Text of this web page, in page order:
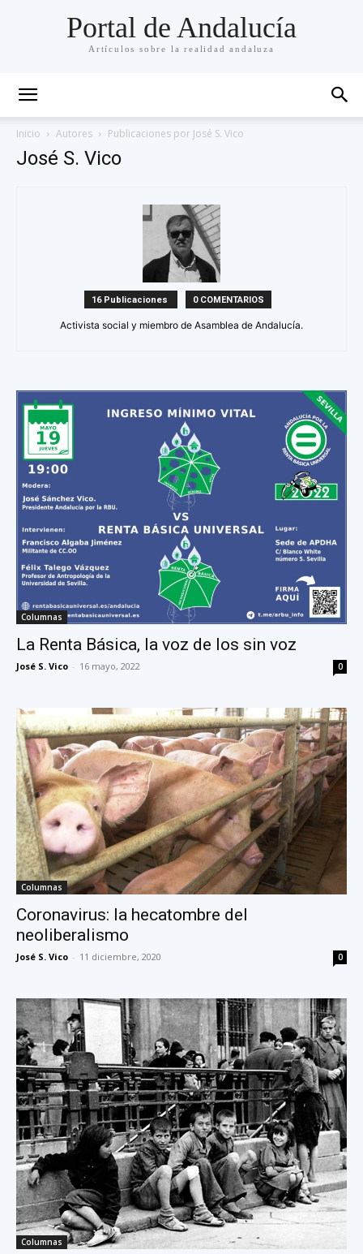
Portal de Andalucía
Artículos sobre la realidad andaluza
Inicio Autores Publicaciones por José S. Vico
José S. Vico
16 Publicaciones 0 COMENTARIOS
Activista social y miembro de Asamblea de Andalucía.
Columnas
La Renta Básica, la voz de los sin voz
José S. Vico - 16 mayo, 2022 0
Columnas
Coronavirus: la hecatombre del
neoliberalismo
José S. Vico - 11 diciembre, 2020 0
Columnas